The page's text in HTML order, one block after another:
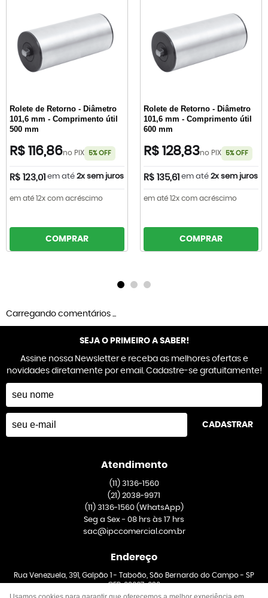
Rolete de Retorno - Diâmetro
101,6 mm - Comprimento útil
500 mm
R$ 116,86no PIX 5% OFF
R$ 123,01 em até 2x sem juros
em até 12x com acréscimo
COMPRAR
Rolete de Retorno - Diâmetro
101,6 mm - Comprimento útil
600 mm
R$ 128,83no PIX 5% OFF
R$ 135,61 em até 2x sem juros
em até 12x com acréscimo
COMPRAR
Carregando comentários ...
SEJA O PRIMEIRO A SABER!
Assine nossa Newsletter e receba as melhores ofertas e
novidades diretamente por email. Cadastre-se gratuitamente!
CADASTRAR
Atendimento
(11)3136-1560
(21) 2038-9971
(11)3136-1560 (WhatsApp)
Seg a Sex - 08 hrs às 17 hrs
sac@ipccomercial.com.br
Endereço
Rua Venezuela, 391, Galpão 1 - Taboão, São Bernardo do Campo- SP
CEP: 09667-020